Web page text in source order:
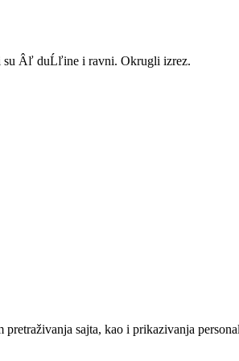
su Âľ duĹľine i ravni. Okrugli izrez.
sajta, kao i prikazivanja